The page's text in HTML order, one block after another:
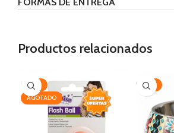
Productos relacionados
-32%
AGOTADO
-53%